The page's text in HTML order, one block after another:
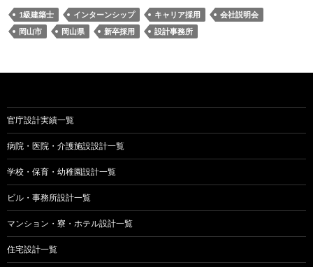
1級建築士 インターンシップ キャリア採用
会社説明会
岡山市
岡山県 新卒採用 設計事務所
官庁設計実績一覧
病院・医院・介護施設設計一覧
学校・保育・幼稚園設計一覧
ビル・事務所設計一覧
マンション・寮・ホテル設計一覧
住宅設計一覧